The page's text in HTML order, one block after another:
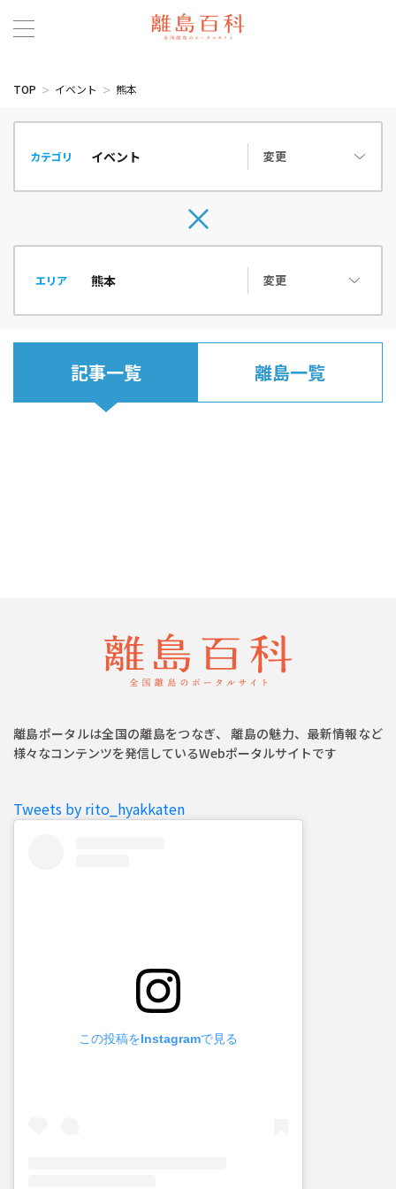
TOP イベント 熊本
カテゴリ 変更
エリア 変更
記事一覧 離島一覧
離島ポータルは全国の離島をつなぎ、 離島の魅力、最新情報など
様々なコンテンツを発信しているWebポータルサイトです
Tweets by rito_hyakkaten
この投稿をInstagramで見る